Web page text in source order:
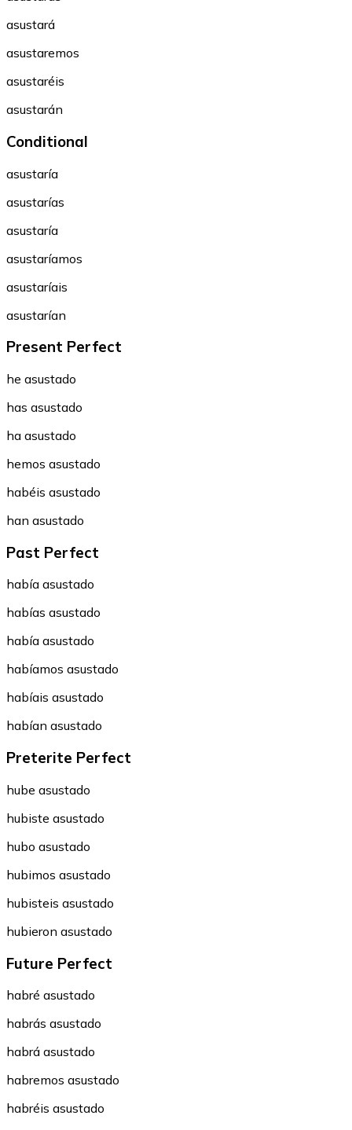
asustará
asustaremos
asustaréis
asustarán
Conditional
asustaría
asustarías
asustaría
asustaríamos
asustaríais
asustarían
Present Perfect
he asustado
has asustado
ha asustado
hemos asustado
habéis asustado
han asustado
Past Perfect
había asustado
habías asustado
había asustado
habíamos asustado
habíais asustado
habían asustado
Preterite Perfect
hube asustado
hubiste asustado
hubo asustado
hubimos asustado
hubisteis asustado
hubieron asustado
Future Perfect
habré asustado
habrás asustado
habrá asustado
habremos asustado
habréis asustado